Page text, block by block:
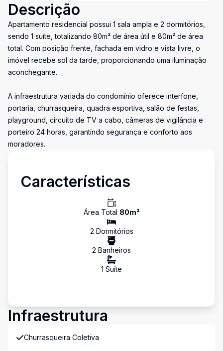
Descrição
Apartamento residencial possui 1 sala ampla e 2 dormitórios,
sendo 1 suíte, totalizando 80m² de área útil e 80m² de área
total. Com posição frente, fachada em vidro e vista livre, o
imóvel recebe sol da tarde, proporcionando uma iluminação
aconchegante.
A infraestrutura variada do condomínio oferece interfone,
portaria, churrasqueira, quadra esportiva, salão de festas,
playground, circuito de TV a cabo, câmeras de vigilância e
porteiro 24 horas, garantindo segurança e conforto aos
moradores.
Características
Área Total 80m²
2 Dormitórios
2 Banheiros
1 Suíte
Infraestrutura
Churrasqueira Coletiva